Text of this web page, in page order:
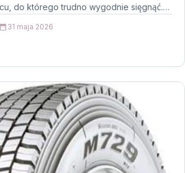
do którego trudno wygodnie sięgnąć.…
31 maja 2026